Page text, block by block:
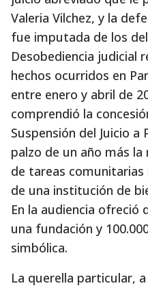
Valeria Vilchez, y la
fue imputada de los
Desobediencia judicial
hechos ocurridos en
entre enero y abril de
comprendió la
Suspensión del Juicio
palzo de un año más la
de tareas
de una institución de
En la audiencia ofreció
una fundación y
simbólica.
La querella particular,